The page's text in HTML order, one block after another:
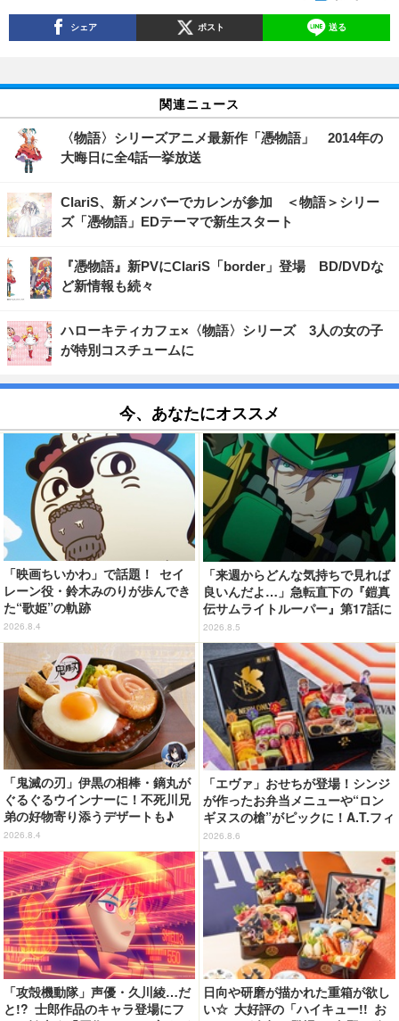
シェア ポスト 送る
関連ニュース
〈物語〉シリーズアニメ最新作「憑物語」 2014年の
大晦日に全4話一挙放送
ClariS、新メンバーでカレンが参加 ＜物語＞シリー
ズ「憑物語」EDテーマで新生スタート
『憑物語』新PVにClariS「border」登場 BD/DVDな
ど新情報も続々
ハローキティカフェ×〈物語〉シリーズ 3人の女の子
が特別コスチュームに
今、あなたにオススメ
「映画ちいかわ」で話題！ セイ
レーン役・鈴木みのりが歩んでき
た“歌姫”の軌跡
2026.8.4
「来週からどんな気持ちで見れば
良いんだよ…」急転直下の『鎧真
伝サムライトルーパー』第17話に
感情の追いつかない視聴者が続
出…【ネタバレあり反応まとめ】
2026.8.5
「鬼滅の刃」伊黒の相棒・鏑丸が
ぐるぐるウインナーに！不死川兄
弟の好物寄り添うデザートも♪
「ジョイフル」コラボ第3弾・第4
弾決定【8月18日～】
2026.8.4
「エヴァ」おせちが登場！シンジ
が作ったお弁当メニューや“ロン
ギヌスの槍”がピックに！A.T.フィ
ールド風呂敷も便利◎【予約開
始】
2026.8.6
「攻殻機動隊」声優・久川綾…だ
と!? 士郎作品のキャラ登場にフ
日向や研磨が描かれた重箱が欲し
い☆ 大好評の「ハイキュー!! お